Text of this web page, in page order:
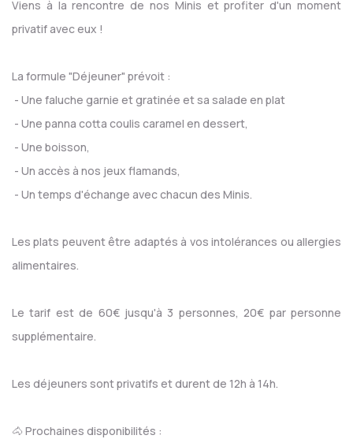
Viens à la rencontre de nos Minis et profiter d'un moment
privatif avec eux !
La formule "Déjeuner" prévoit :
- Une faluche garnie et gratinée et sa salade en plat
- Une panna cotta coulis caramel en dessert,
- Une boisson,
- Un accès à nos jeux flamands,
- Un temps d'échange avec chacun des Minis.
Les plats peuvent être adaptés à vos intolérances ou allergies
alimentaires.
Le tarif est de 60€ jusqu'à 3 personnes, 20€ par personne
supplémentaire.
Les déjeuners sont privatifs et durent de 12h à 14h.
🐴 Prochaines disponibilités :